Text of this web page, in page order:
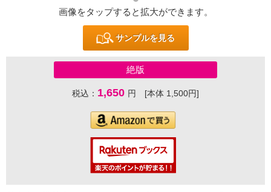
画像をタップすると拡大ができます。
サンプルを見る
絶版
税込： 1,650 円 [本体 1,500円]